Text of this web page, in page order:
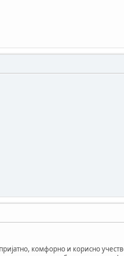
комфорно и корисно